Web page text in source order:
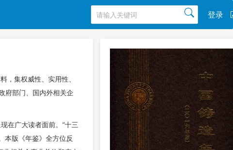
登录
，集权威性、实用性、
府部门、国内外相关企
在广大读者面前。“十三
本版《年鉴》全方位反